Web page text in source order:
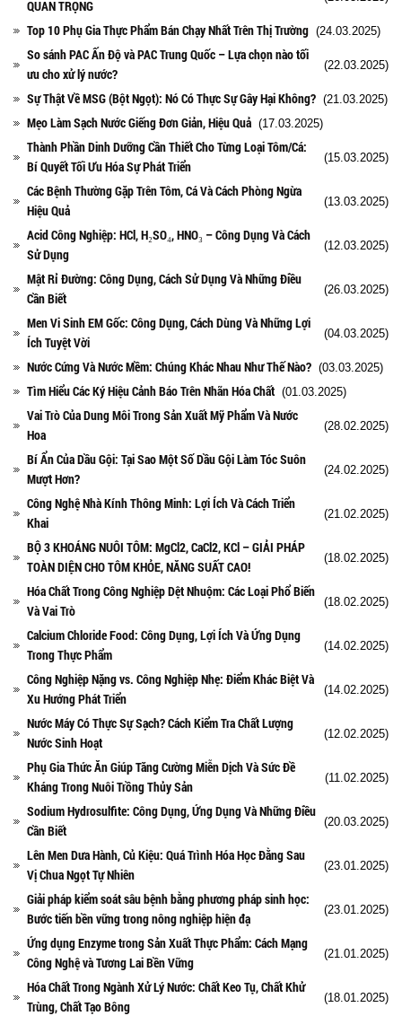
QUAN TRỌNG
Top 10 Phụ Gia Thực Phẩm Bán Chạy Nhất Trên Thị Trường (24.03.2025)
So sánh PAC Ấn Độ và PAC Trung Quốc – Lựa chọn nào tối
ưu cho xử lý nước?
(22.03.2025)
Sự Thật Về MSG (Bột Ngọt): Nó Có Thực Sự Gây Hại Không? (21.03.2025)
Mẹo Làm Sạch Nước Giếng Đơn Giản, Hiệu Quả (17.03.2025)
Thành Phần Dinh Dưỡng Cần Thiết Cho Từng Loại Tôm/Cá:
Bí Quyết Tối Ưu Hóa Sự Phát Triển
(15.03.2025)
Các Bệnh Thường Gặp Trên Tôm, Cá Và Cách Phòng Ngừa
Hiệu Quả
(13.03.2025)
Acid Công Nghiệp: HCl, H₂SO₄, HNO₃ – Công Dụng Và Cách
Sử Dụng
(12.03.2025)
Mật Rỉ Đường: Công Dụng, Cách Sử Dụng Và Những Điều
Cần Biết
(26.03.2025)
Men Vi Sinh EM Gốc: Công Dụng, Cách Dùng Và Những Lợi
Ích Tuyệt Vời
(04.03.2025)
Nước Cứng Và Nước Mềm: Chúng Khác Nhau Như Thế Nào? (03.03.2025)
Tìm Hiểu Các Ký Hiệu Cảnh Báo Trên Nhãn Hóa Chất (01.03.2025)
Vai Trò Của Dung Môi Trong Sản Xuất Mỹ Phẩm Và Nước
Hoa
(28.02.2025)
Bí Ẩn Của Dầu Gội: Tại Sao Một Số Dầu Gội Làm Tóc Suôn
Mượt Hơn?
(24.02.2025)
Công Nghệ Nhà Kính Thông Minh: Lợi Ích Và Cách Triển
Khai
(21.02.2025)
BỘ 3 KHOÁNG NUÔI TÔM: MgCl2, CaCl2, KCl – GIẢI PHÁP
TOÀN DIỆN CHO TÔM KHỎE, NĂNG SUẤT CAO!
(18.02.2025)
Hóa Chất Trong Công Nghiệp Dệt Nhuộm: Các Loại Phổ Biến
Và Vai Trò
(18.02.2025)
Calcium Chloride Food: Công Dụng, Lợi Ích Và Ứng Dụng
Trong Thực Phẩm
(14.02.2025)
Công Nghiệp Nặng vs. Công Nghiệp Nhẹ: Điểm Khác Biệt Và
Xu Hướng Phát Triển
(14.02.2025)
Nước Máy Có Thực Sự Sạch? Cách Kiểm Tra Chất Lượng
Nước Sinh Hoạt
(12.02.2025)
Phụ Gia Thức Ăn Giúp Tăng Cường Miễn Dịch Và Sức Đề
Kháng Trong Nuôi Trồng Thủy Sản
(11.02.2025)
Sodium Hydrosulfite: Công Dụng, Ứng Dụng Và Những Điều
Cần Biết
(20.03.2025)
Lên Men Dưa Hành, Củ Kiệu: Quá Trình Hóa Học Đằng Sau
Vị Chua Ngọt Tự Nhiên
(23.01.2025)
Giải pháp kiểm soát sâu bệnh bằng phương pháp sinh học:
Bước tiến bền vững trong nông nghiệp hiện đạ
(23.01.2025)
Ứng dụng Enzyme trong Sản Xuất Thực Phẩm: Cách Mạng
Công Nghệ và Tương Lai Bền Vững
(21.01.2025)
Hóa Chất Trong Ngành Xử Lý Nước: Chất Keo Tụ, Chất Khử
Trùng, Chất Tạo Bông
(18.01.2025)